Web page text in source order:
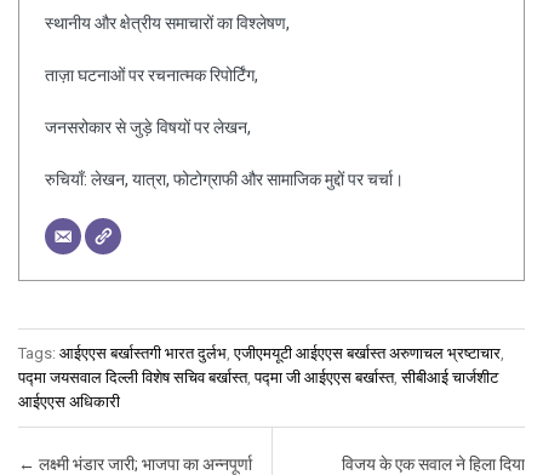
स्थानीय और क्षेत्रीय समाचारों का विश्लेषण,
ताज़ा घटनाओं पर रचनात्मक रिपोर्टिंग,
जनसरोकार से जुड़े विषयों पर लेखन,
रुचियाँ: लेखन, यात्रा, फोटोग्राफी और सामाजिक मुद्दों पर चर्चा।
Tags: आईएएस बर्खास्तगी भारत दुर्लभ ,एजीएमयूटी आईएएस बर्खास्त अरुणाचल भ्रष्टाचार
पद्मा जयसवाल दिल्ली विशेष सचिव बर्खास्त,पद्मा जी आईएएस बर्खास्त,सीबीआई चार्जशीट
आईएएस अधिकारी
Post navigation
← लक्ष्मी भंडार जारी; भाजपा का अन्नपूर्णा
विजय के एक सवाल ने हिला दिया